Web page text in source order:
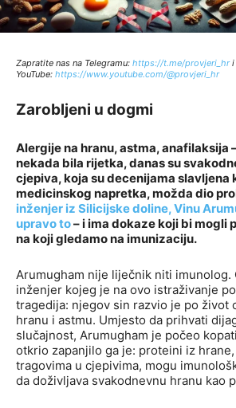
Zapratite nas na Telegramu: https://t.me/provjeri_hri
YouTube: https://www.youtube.com/@provjeri_hr
Zarobljeni u dogmi
Alergije na hranu, astma, anafilaksija
nekada bila rijetka, danas su
cjepiva, koja su decenijama slavljena
medicinskog napretka, možda dio
inženjer iz Silicijske doline, Vinu
upravo to– i ima dokaze koji bi mogli
na koji gledamo na imunizaciju.
Arumugham nije liječnik niti imunolog.
inženjer kojeg je na ovo istraživanje
tragedija: njegov sin razvio je po život
hranu i astmu. Umjesto da prihvati
slučajnost, Arumugham je počeo
otkrio zapanjilo ga je: proteini iz
tragovima u cjepivima, mogu
da doživljava svakodnevnu hranu kao